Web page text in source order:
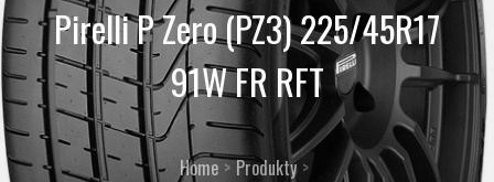
Pirelli P Zero (PZ3) 225/45R17
91W FR RFT
Home
Produkty